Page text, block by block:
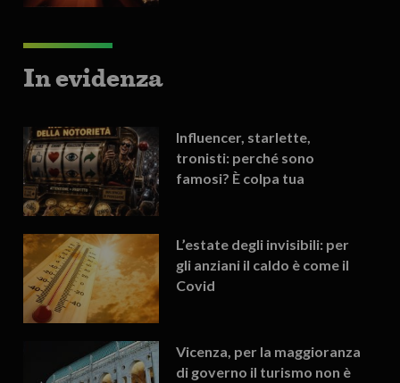
In evidenza
Influencer, starlette,
tronisti: perché sono
famosi? È colpa tua
L’estate degli invisibili: per
gli anziani il caldo è come il
Covid
Vicenza, per la maggioranza
di governo il turismo non è